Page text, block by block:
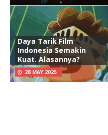
Daya Tarik Film
Indonesia Semakin
Kuat. Alasannya?
28 MAY 2025